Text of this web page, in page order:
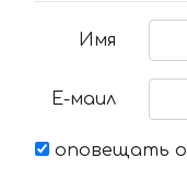
Имя
Е-маил
оповещать